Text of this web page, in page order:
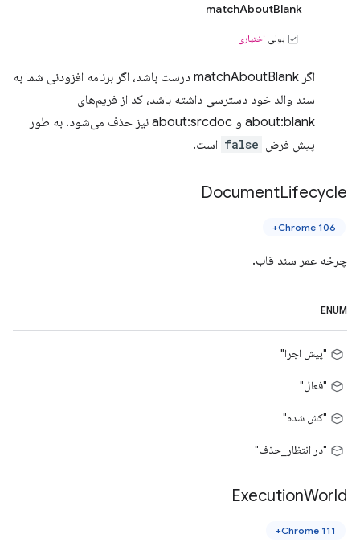
matchAboutBlank
بولی اختیاری
اگر matchAboutBlank درست باشد، اگر برنامه افزودنی شما به
سند والد خود دسترسی داشته باشد، کد از فریم‌های
about:blank و about:srcdoc نیز حذف می‌شود. به طور
پیش فرض false است.
DocumentLifecycle
Chrome 106+
چرخه عمر سند قاب.
ENUM
"پیش اجرا"
"فعال"
"کش شده"
"در انتظار_حذف"
ExecutionWorld
Chrome 111+